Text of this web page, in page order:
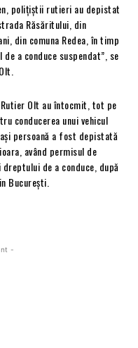
polițiștii rutieri au depistat
Răsăritului, din
din comuna Redea, în timp
a conduce suspendat”, se
Olt au întocmit, tot pe
conducerea unui vehicul
persoană a fost depistată
având permisul de
de a conduce, după
București.
-